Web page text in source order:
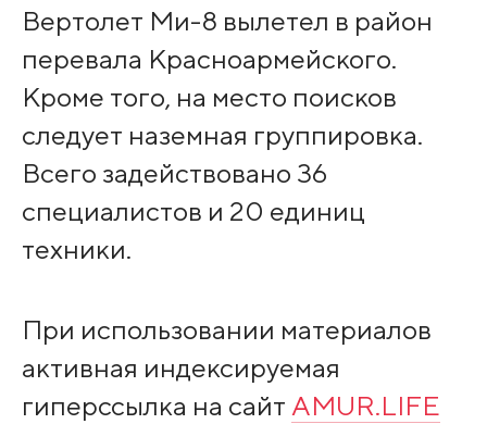
Вертолет Ми-8 вылетел в район
перевала Красноармейского.
Кроме того, на место поисков
следует наземная группировка.
Всего задействовано 36
специалистов и 20 единиц
техники.
При использовании материалов
активная индексируемая
гиперссылка на сайт AMUR.LIFE